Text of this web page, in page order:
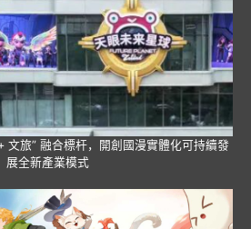
文旅” 融合標杆，開創國漫實體化可持續發
展全新產業模式